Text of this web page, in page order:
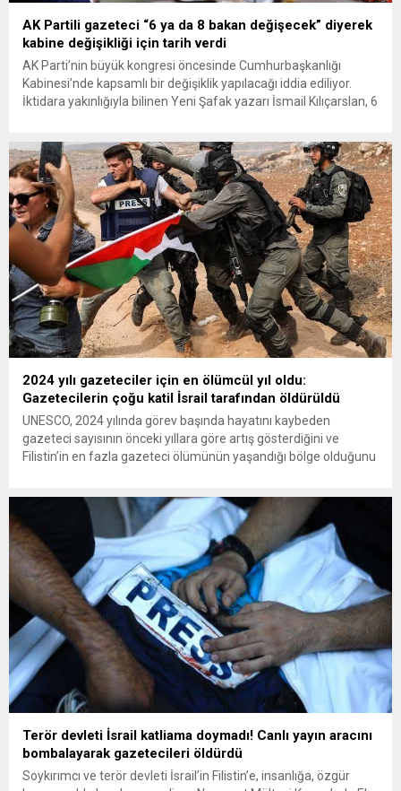
AK Partili gazeteci “6 ya da 8 bakan değişecek” diyerek
kabine değişikliği için tarih verdi
AK Parti’nin büyük kongresi öncesinde Cumhurbaşkanlığı
Kabinesi’nde kapsamlı bir değişiklik yapılacağı iddia ediliyor.
İktidara yakınlığıyla bilinen Yeni Şafak yazarı İsmail Kılıçarslan, 6
Seçimleri’ndeki sonuçların ardından parti içinde değişim
sinyalleri vermişti. Kabinede değişiklik olabileceğini daha önce
dile...
2024 yılı gazeteciler için en ölümcül yıl oldu:
Gazetecilerin çoğu katil İsrail tarafından öldürüldü
UNESCO, 2024 yılında görev başında hayatını kaybeden
gazeteci sayısının önceki yıllara göre artış gösterdiğini ve
Filistin’in en fazla gazeteci ölümünün yaşandığı bölge olduğunu
VOA Türkçe’den Can Kamiloğlu’nun haberine göre; UNESCO,
2024’te şu ana kadar...
Terör devleti İsrail katliama doymadı! Canlı yayın aracını
bombalayarak gazetecileri öldürdü
Soykırımcı ve terör devleti İsrail’in Filistin’e, insanlığa, özgür